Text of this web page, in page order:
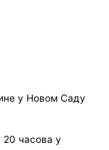
у Новом Саду
20 часова у